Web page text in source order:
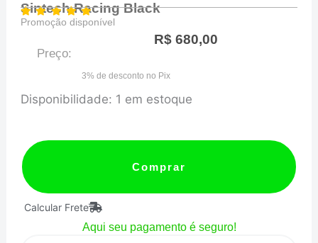
Sintech Racing Black
Promoção disponível
Preço:
R$680,00
3% de desconto no Pix
Disponibilidade: 1 em estoque
Jogo
Bronzinas
de
Mancal
0,25
Comprar
Calcular Frete
Aqui seu pagamento é seguro!